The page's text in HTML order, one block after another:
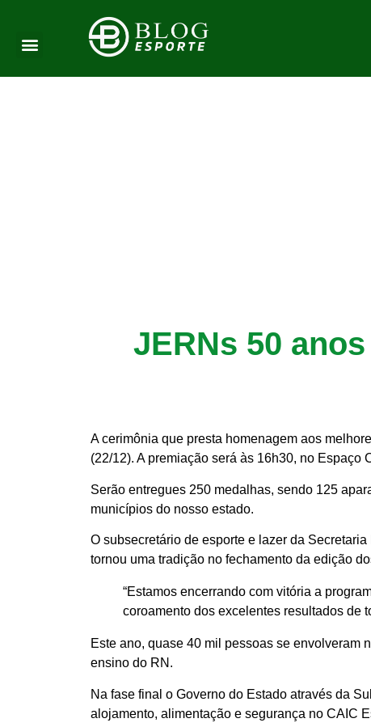
JERNs 50
A cerimônia que presta homenagem aos
(22/12). A premiação será às 16h30, no Espaço
Serão entregues 250 medalhas, sendo 125
municípios do nosso estado.
O subsecretário de esporte e lazer da
tornou uma tradição no fechamento da edição
“Estamos encerrando com vitória a
coroamento dos excelentes resultados de
Este ano, quase 40 mil pessoas se envolveram
ensino do RN.
Na fase final o Governo do Estado através da
alojamento, alimentação e segurança no CAIC